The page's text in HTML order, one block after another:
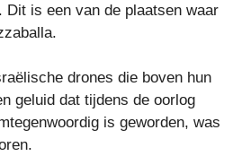
is een van de plaatsen waar
drones die boven hun
geluid dat tijdens de oorlog
is geworden, was